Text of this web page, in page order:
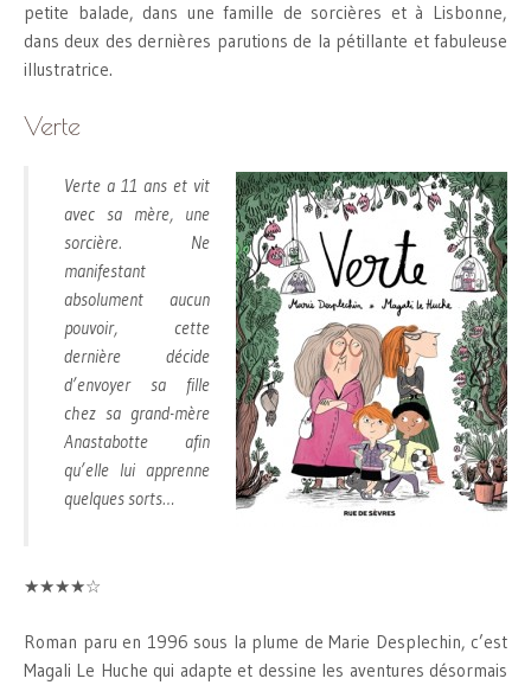
petite balade, dans une famille de sorcières et à Lisbonne,
dans deux des dernières parutions de la pétillante et fabuleuse
illustratrice.
Verte
Verte a 11 ans et vit
avec sa mère, une
sorcière. Ne
manifestant
absolument aucun
pouvoir, cette
dernière décide
d’envoyer sa fille
chez sa grand-mère
Anastabotte afin
qu’elle lui apprenne
quelques sorts…
★★★★☆
Roman paru en 1996 sous la plume de Marie Desplechin, c’est
Magali Le Huche qui adapte et dessine les aventures désormais